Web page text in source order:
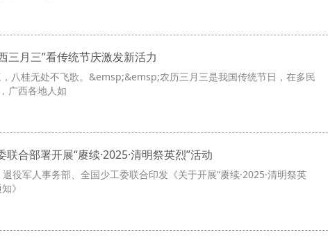
月三”看传统节庆激发新活力
八桂无处不飞歌。&emsp;&emsp;农历三月三是我国传统节日，在多民
广西各地人如
合部署开展“赓续·2025·清明祭英烈”活动
军人事务部、全国少工委联合印发《关于开展“赓续·2025·清明祭英
》